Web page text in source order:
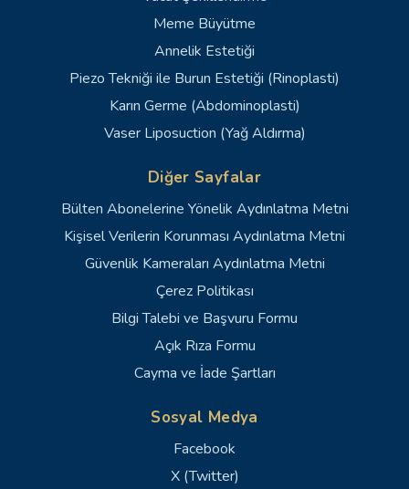
Meme Büyütme
Annelik Estetiği
Piezo Tekniği ile Burun Estetiği (Rinoplasti)
Karın Germe (Abdominoplasti)
Vaser Liposuction (Yağ Aldırma)
Diğer Sayfalar
Bülten Abonelerine Yönelik Aydınlatma Metni
Kişisel Verilerin Korunması Aydınlatma Metni
Güvenlik Kameraları Aydınlatma Metni
Çerez Politikası
Bilgi Talebi ve Başvuru Formu
Açık Rıza Formu
Cayma ve İade Şartları
Sosyal Medya
Facebook
X (Twitter)